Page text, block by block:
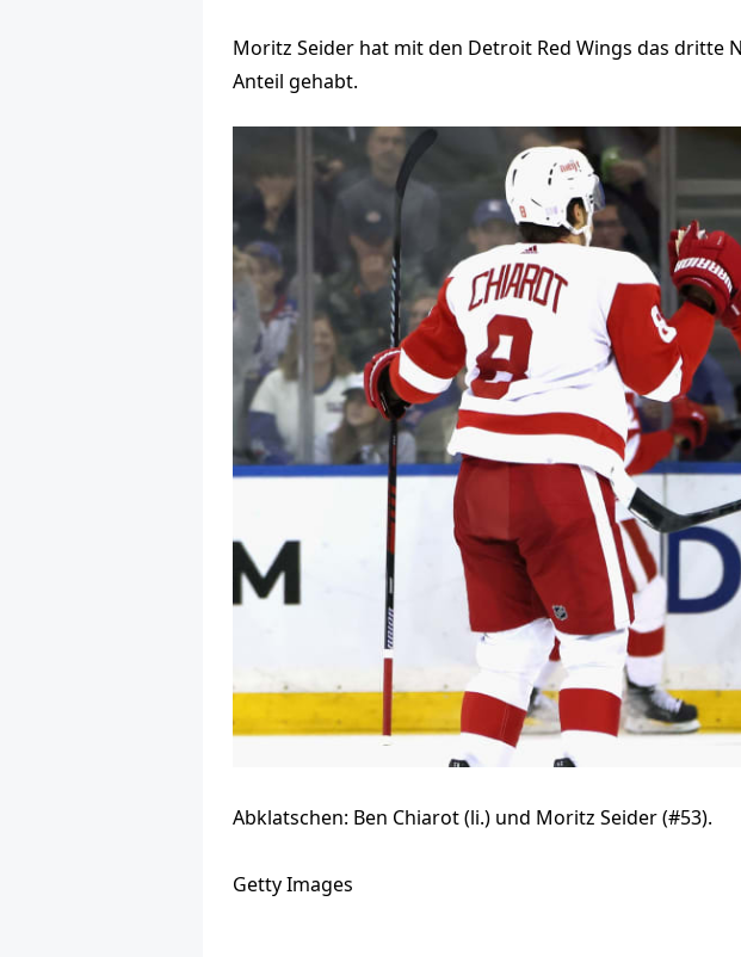
Moritz Seider hat mit den Detroit Red Wings das dritte
Anteil gehabt.
Abklatschen: Ben Chiarot (li.) und Moritz Seider (#53).
Getty Images